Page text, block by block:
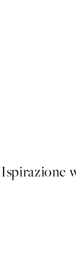
Ispirazione